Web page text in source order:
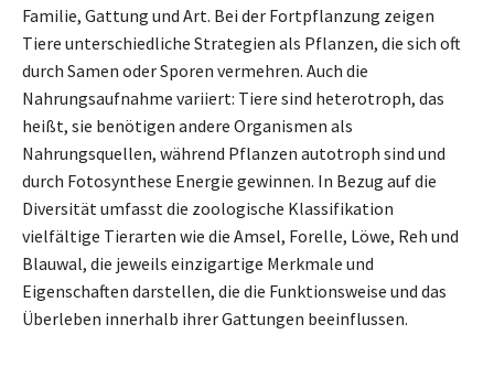
Familie, Gattung und Art. Bei der Fortpflanzung zeigen
Tiere unterschiedliche Strategien als Pflanzen, die sich oft
durch Samen oder Sporen vermehren. Auch die
Nahrungsaufnahme variiert: Tiere sind heterotroph, das
heißt, sie benötigen andere Organismen als
Nahrungsquellen, während Pflanzen autotroph sind und
durch Fotosynthese Energie gewinnen. In Bezug auf die
Diversität umfasst die zoologische Klassifikation
vielfältige Tierarten wie die Amsel, Forelle, Löwe, Reh und
Blauwal, die jeweils einzigartige Merkmale und
Eigenschaften darstellen, die die Funktionsweise und das
Überleben innerhalb ihrer Gattungen beeinflussen.